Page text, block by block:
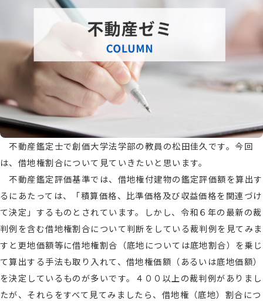
不動産鑑定士で創価大学法学部の教員の松田佳久です。今回
は、借地権割合について見ていきたいと思います。
不動産鑑定評価基準では、借地権付建物の鑑定評価額を算出す
るにあたっては、「積算価格、比準価格及び収益価格を関連づけ
て決定」するものとされています。しかし、令和６年の最新の裁
判例を含む借地権割合について判断をしている裁判例を見てみま
すと更地価額等に借地権割合（底地については底地割合）を乗じ
て算出する手法も取り入れて、借地権価額（あるいは底地価額）
を決定しているものが多いです。４００以上の裁判例がありまし
たが、それらをすべて見てみましたら、借地権（底地）割合につ